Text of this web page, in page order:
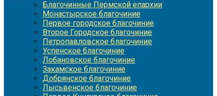
Благочинные Пермской епархии
Монастырское благочиние
Первое городское благочиние
Второе Городское благочиние
Петропавловское благочиние
Успенское благочиние
Лобановское благочиние
Закамское благочиние
Добрянское благочиние
Лысьвенское благочиние